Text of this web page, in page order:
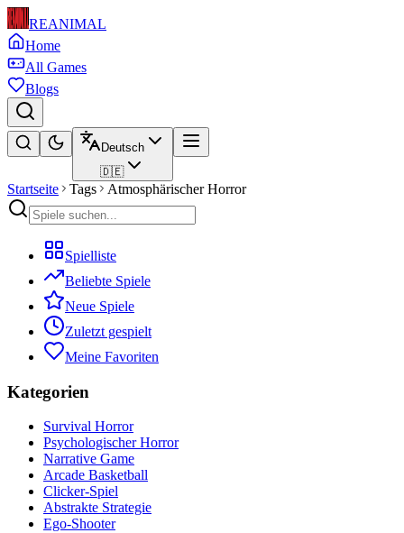
REANIMAL
Home
All Games
Blogs
Deutsch
🇩🇪
Startseite Tags Atmosphärischer Horror
Spielliste
Beliebte Spiele
Neue Spiele
Zuletzt gespielt
Meine Favoriten
Kategorien
Survival Horror
Psychologischer Horror
Narrative Game
Arcade Basketball
Clicker-Spiel
Abstrakte Strategie
Ego-Shooter